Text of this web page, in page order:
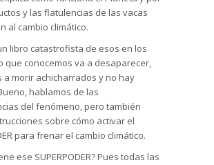
y las flatulencias de las vacas
al cambio climático.
libro catastrofista de esos en los
que conocemos va a desaparecer,
a morir achicharrados y no hay
hablamos de las
del fenómeno, pero también
sobre cómo activar el
para frenar el cambio climático.
ese SUPERPODER? Pues todas las